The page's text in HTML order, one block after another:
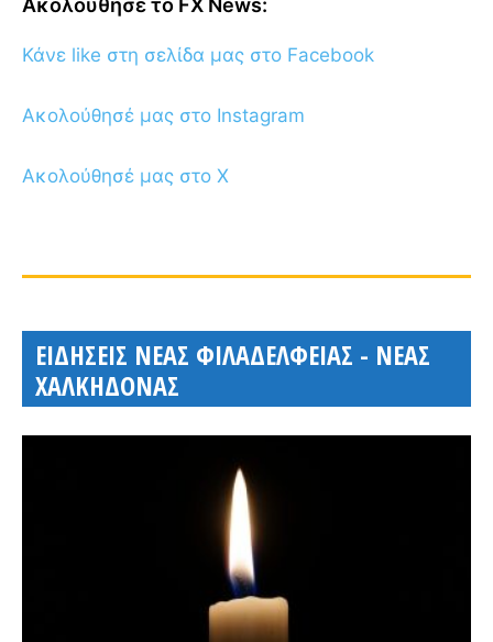
Ακολούθησε το FX News:
Κάνε like στη σελίδα μας στο Facebook
Ακολούθησέ μας στο Instagram
Ακολούθησέ μας στο X
ΕΙΔΗΣΕΙΣ ΝΕΑΣ ΦΙΛΑΔΕΛΦΕΙΑΣ - ΝΕΑΣ
ΧΑΛΚΗΔΟΝΑΣ